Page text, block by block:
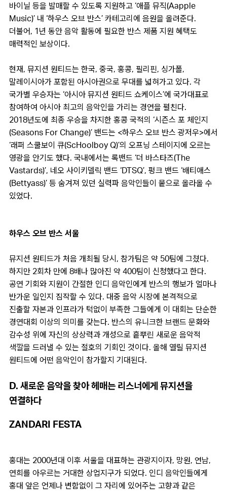
바이닐 등을 발매할 수 있도록 지원하고 ‘애플 뮤직(Aapple
Music)’ 내 ‘하우스 오브 반스’ 카테고리에 음원을 올려준다.
더불어, 1년 동안 음악 활동에 필요한 반스 제품 지원 혜택도
매력적인 보상이다.
현재, 뮤지션 원티드는 한국, 중국, 홍콩, 필리핀, 싱가폴,
말레이시아가 포함된 아시아권으로 무대를 넓혀가고 있다. 각
국가별 우승자는 ‘아시아 뮤지션 원티드 쇼케이스’에 국가대표로
참여하여 아시아 최고의 음악인을 가리는 경연을 펼친다.
2018년도에 최종 우승을 차지한 홍콩 국적의 ‘시즌스 포 체인지
(Seasons For Change)’ 밴드는 <하우스 오브 반스 광저우>에서
‘래퍼 스쿨보이 큐(ScHoolboy Q)’의 오프닝 스테이지에 오르는
영광을 안기도 했다. 국내에서는 록밴드 ‘더 바스타즈(The
Vastards)’, 네오 사이키델릭 밴드 ‘DTSQ’, 펑크 밴드 ‘배티애스
(Bettyass)’ 등 숨겨져 있던 실력파 음악인들이 뭍으로 올라올 수
있었다.
하우스 오브 반스 서울
뮤지션 원티드가 처음 개최될 당시, 참가팀은 약 50팀에 그쳤다.
하지만 2회차 만에 8배나 많아진 약 400팀이 신청했다고 한다.
공연 기회와 지원이 간절한 인디 음악인에게 반스의 행보가 얼마나
반가운 일인지 짐작할 수 있다. 대중 음악 시장에 본격적으로
진출할 자본과 인프라가 턱없이 부족한 그들에게 이 대회는 단순한
경연대회 이상의 의미를 갖는다. 반스의 유니크한 브랜드 문화와
감수성 위에 자신의 상상력과 개성으로 흩뿌린 새로운 음악적
색깔을 드러낼 수 있는 절호의 기회인 것이다. 올해 열릴 뮤지션
원티드에 어떤 음악인이 참가할지 기대된다.
D. 새로운 음악을 찾아 헤매는 리스너에게 뮤지션을
연결하다
ZANDARI FESTA
홍대는 2000년대 이후 서울을 대표하는 관광지이자, 망원, 연남,
연희를 아우르는 거대한 상업지구가 되었다. 인디 음악인들에게
홍대 앞은 언제나 변함없이 그 자리에 있어주는 고향과 같은